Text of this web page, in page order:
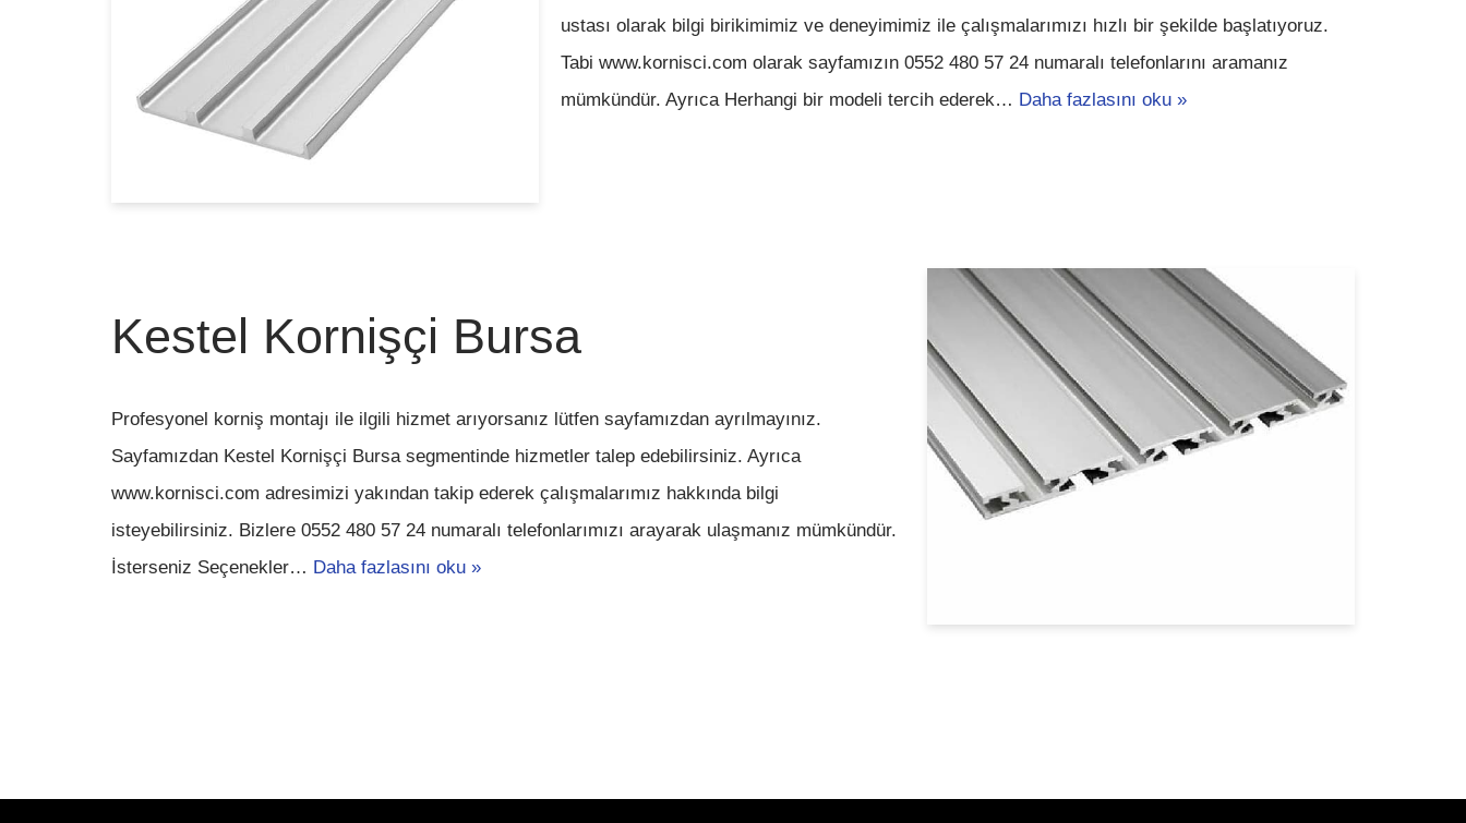
ustası olarak bilgi birikimimiz ve deneyimimiz ile çalışmalarımızı hızlı bir şekilde başlatıyoruz.
Tabi www.kornisci.com olarak sayfamızın 0552 480 57 24 numaralı telefonlarını aramanız
mümkündür. Ayrıca Herhangi bir modeli tercih ederek… Daha fazlasını oku »
Kestel Kornişçi Bursa
Profesyonel korniş montajı ile ilgili hizmet arıyorsanız lütfen sayfamızdan ayrılmayınız.
Sayfamızdan Kestel Kornişçi Bursa segmentinde hizmetler talep edebilirsiniz. Ayrıca
www.kornisci.com adresimizi yakından takip ederek çalışmalarımız hakkında bilgi
isteyebilirsiniz. Bizlere 0552 480 57 24 numaralı telefonlarımızı arayarak ulaşmanız mümkündür.
İsterseniz Seçenekler… Daha fazlasını oku »